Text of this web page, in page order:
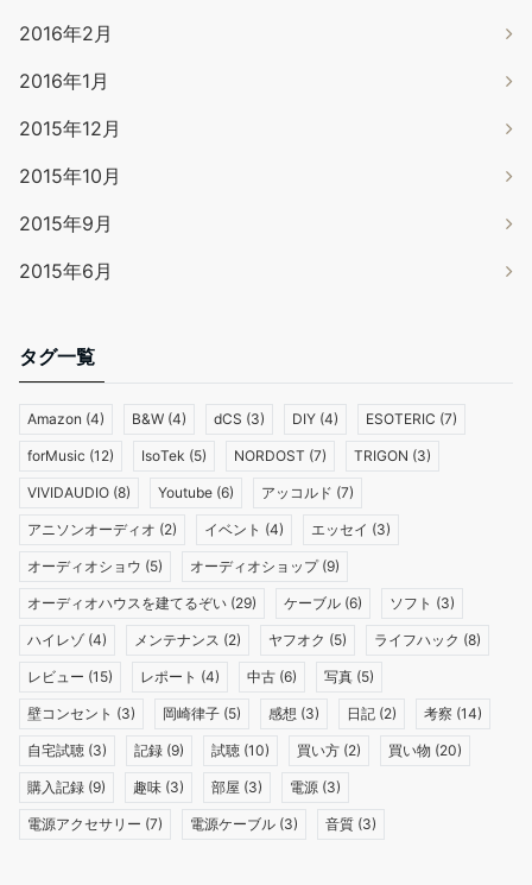
2016年2月
2016年1月
2015年12月
2015年10月
2015年9月
2015年6月
タグ一覧
Amazon (4) B&W (4) dCS (3) DIY (4) ESOTERIC (7)
forMusic (12) IsoTek (5) NORDOST (7) TRIGON (3)
VIVIDAUDIO (8) Youtube (6) アッコルド (7)
アニソンオーディオ (2) イベント (4) エッセイ (3)
オーディオショウ (5) オーディオショップ(9)
オーディオハウスを建てるぞい (29) ケーブル (6) ソフト (3)
ハイレゾ (4) メンテナンス (2) ヤフオク (5) ライフハック (8)
レビュー (15) レポート (4) 中古 (6) 写真 (5)
壁コンセント (3) 岡崎律子 (5) 感想 (3) 日記 (2) 考察 (14)
自宅試聴 (3) 記録 (9) 試聴 (10) 買い方 (2) 買い物 (20)
購入記録 (9) 趣味 (3) 部屋 (3) 電源 (3)
電源アクセサリー (7) 電源ケーブル (3) 音質 (3)